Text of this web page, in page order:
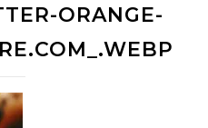
ORANGE-